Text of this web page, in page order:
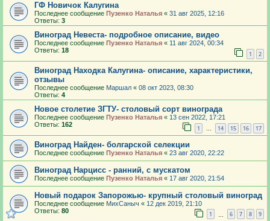
ГФ Новичок Калугина
Последнее сообщение Пузенко Наталья « 31 авг 2025, 12:16
Ответы: 3
Виноград Невеста- подробное описание, видео
Последнее сообщение Пузенко Наталья « 11 авг 2024, 00:34
Ответы: 18 1 2
Виноград Находка Калугина- описание, характеристики,
отзывы
Последнее сообщение Маршал « 08 окт 2023, 08:30
Ответы: 4
Новое столетие ЗГТУ- столовый сорт винограда
Последнее сообщение Пузенко Наталья « 13 сен 2022, 17:21
Ответы: 162 1 … 14 15 16 17
Виноград Найден- болгарской селекции
Последнее сообщение Пузенко Наталья « 23 авг 2020, 22:22
Виноград Нарцисс - ранний, с мускатом
Последнее сообщение Пузенко Наталья « 17 авг 2020, 21:54
Новый подарок Запорожью- крупный столовый виноград
Последнее сообщение МихСаныч « 12 дек 2019, 21:10
Ответы: 80 1 6 7 8 9